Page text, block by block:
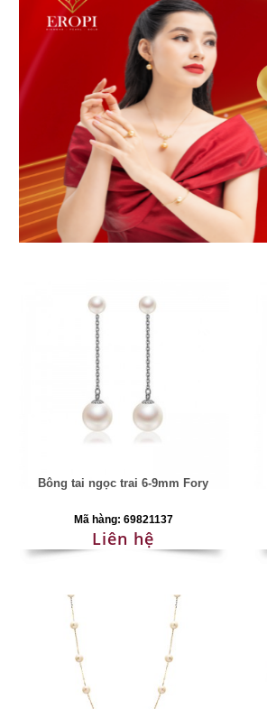
Bông tai ngọc trai 6-9mm Fory
Mã hàng: 69821137
Liên hệ